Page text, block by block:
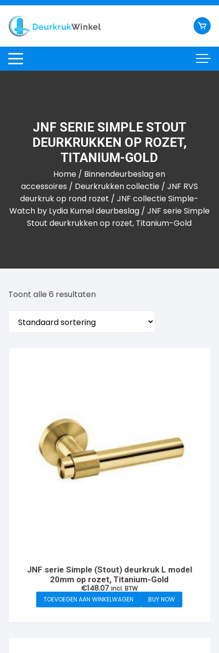
Ga
naar
inhoud
JNF SERIE SIMPLE STOUT
DEURKRUKKEN OP ROZET,
TITANIUM-GOLD
Home / Binnendeurbeslag en
accessoires / Deurkrukken collectie/ JNF RVS
deurkruk op rond rozet /JNF collectie Simple-
Watch by Lydia Kumel deurbeslag/ JNF serie Simple
Stout deurkrukken op rozet, Titanium-Gold
Toont alle 6 resultaten
JNF serie Simple (Stout) deurkruk L model
20mm op rozet, Titanium-Gold
€148.07 incl. BTW
TOEVOEGEN AAN WINKELWAGEN
BUY NOW